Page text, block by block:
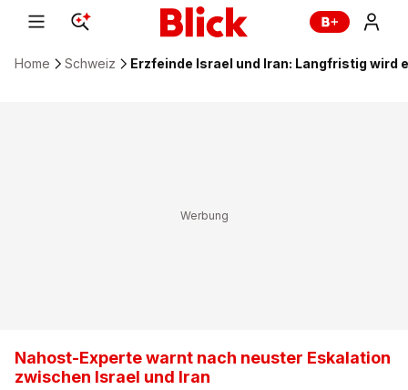
Home Schweiz Erzfeinde Israel und Iran: Langfristig wird
Nahost-Experte warnt nach neuster Eskalation
zwischen Israel und Iran